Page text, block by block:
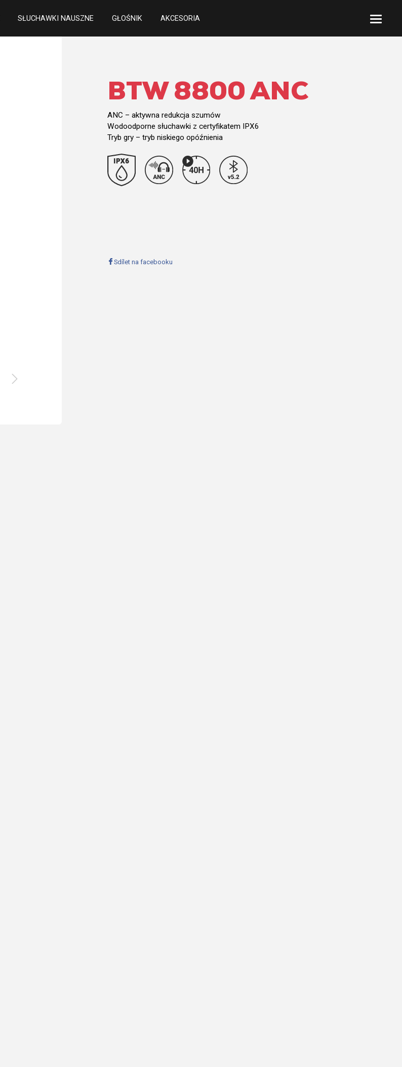
SŁUCHAWKI NAUSZNE GŁOŚNIK AKCESORIA
BTW 8800 ANC
ANC – aktywna redukcja szumów
Wodoodporne słuchawki z certyfikatem IPX6
Tryb gry – tryb niskiego opóźnienia
Sdílet na facebooku